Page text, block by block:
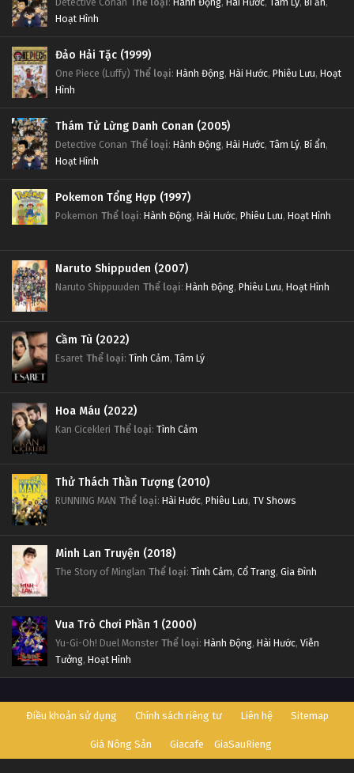
Hoạt Hình
Đảo Hải Tặc (1999)
One Piece (Luffy) Thể loại: Hành Động, Hài Hước, Phiêu Lưu, Hoạt
Hình
Thám Tử Lừng Danh Conan (2005)
Detective Conan Thể loại: Hành Động, Hài Hước, Tâm Lý, Bí ẩn,
Hoạt Hình
Pokemon Tổng Hợp (1997)
Pokemon Thể loại: Hành Động, Hài Hước, Phiêu Lưu, Hoạt Hình
Naruto Shippuden (2007)
Naruto Shippuuden Thể loại: Hành Động, Phiêu Lưu, Hoạt Hình
Cầm Tù (2022)
Esaret Thể loại: Tình Cảm, Tâm Lý
Hoa Máu (2022)
Kan Cicekleri Thể loại: Tình Cảm
Thử Thách Thần Tượng (2010)
RUNNING MAN Thể loại: Hài Hước, Phiêu Lưu, TV Shows
Minh Lan Truyện (2018)
The Story of Minglan Thể loại: Tình Cảm, Cổ Trang, Gia Đình
Vua Trò Chơi Phần 1 (2000)
Yu-Gi-Oh! Duel Monster Thể loại: Hành Động, Hài Hước, Viễn
Tưởng, Hoạt Hình
Điều khoản sử dụng Chính sách riêng tư Liên hệ Sitemap
Giá Nông Sản Giacafe GiaSauRieng